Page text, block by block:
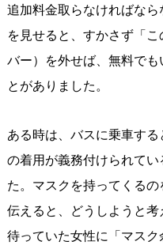
追加料金取らなければな
を見せると、すかさず「
バー）を外せば、無料で
とがありました。
ある時は、バスに乗車す
の着用が義務付けられて
た。マスクを持ってくる
伝えると、どうしようと
待っていた女性に「マス